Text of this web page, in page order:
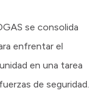
se consolida
enfrentar el
en una tarea
de seguridad.